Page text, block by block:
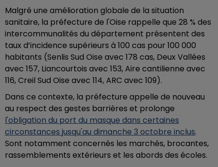
Malgré une amélioration globale de la situation
sanitaire, la préfecture de l'Oise rappelle que 28 % des
intercommunalités du département présentent des
taux d’incidence supérieurs à 100 cas pour 100 000
habitants (Senlis Sud Oise avec 178 cas, Deux Vallées
avec 157, Liancourtois avec 153, Aire cantilienne avec
116, Creil Sud Oise avec 114, ARC avec 109).
Dans ce contexte, la préfecture appelle de nouveau
au respect des gestes barrières et prolonge
l'obligation du port du masque dans certaines
circonstances jusqu'au dimanche 3 octobre inclus.
Sont notamment concernés les marchés, brocantes,
rassemblements extérieurs et les abords des écoles.